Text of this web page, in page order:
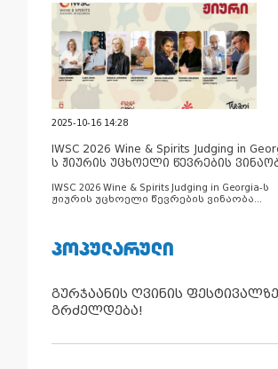
2025-10-16 14:28
IWSC 2026 Wine & Spirits Judging in
ს ჟიურის უცხოელი წევრების
IWSC 2026 Wine & Spirits Judging in Georgia-ს
ჟიურის უცხოელი წევრების ვინაობა
ᲞᲝᲞᲣᲚᲐᲠᲣᲚᲘ
გურჯაანის ღვინის
გრძელდება!